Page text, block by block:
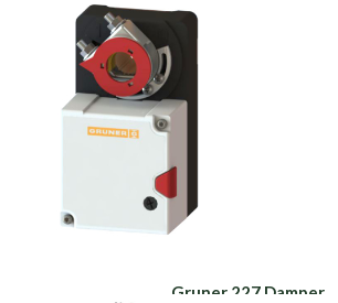
Gruner 227 Damper